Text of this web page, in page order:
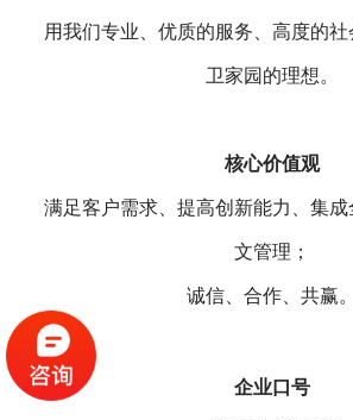
用我们专业、优质的服务、高度的
卫家园的理想。
核心价值观
满足客户需求、提高创新能力、集成
文管理；
诚信、合作、共赢。
企业口号